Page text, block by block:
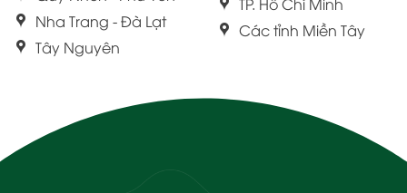
Nha Trang - Đà Lạt
Tây Nguyên
Các tỉnh Miền Tây